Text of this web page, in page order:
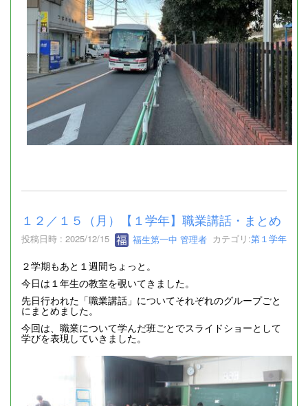
１２／１５（月）【１学年】職業講話・まとめ
投稿日時 : 2025/12/15 福生第一中 管理者 カテゴリ:第１学年
２学期もあと１週間ちょっと。
今日は１年生の教室を覗いてきました。
先日行われた「職業講話」についてそれぞれのグループごと
にまとめました。
今回は、職業について学んだ班ごとでスライドショーとして
学びを表現していきました。